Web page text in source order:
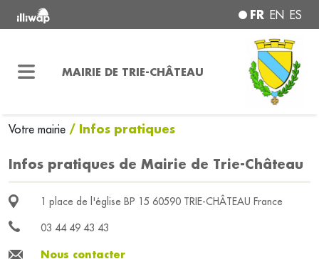
FR EN ES
MAIRIE DE TRIE-CHÂTEAU
Votre mairie / Infos pratiques
Infos pratiques de Mairie de Trie-Château
1 place de l'église BP 15 60590 TRIE-CHÂTEAU France
03 44 49 43 43
Nous contacter